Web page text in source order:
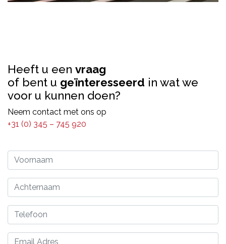
Heeft u een vraag
of bent u geïnteresseerd in wat we
voor u kunnen doen?
Neem contact met ons op
+31 (0) 345 – 745 920